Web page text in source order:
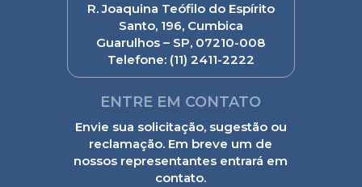
R. Joaquina Teófilo do Espírito
Santo, 196, Cumbica
Guarulhos – SP, 07210-008
Telefone:(11) 2411-2222
ENTRE EM CONTATO
Envie sua solicitação, sugestão ou
reclamação. Em breve um de
nossos representantes entrará em
contato.